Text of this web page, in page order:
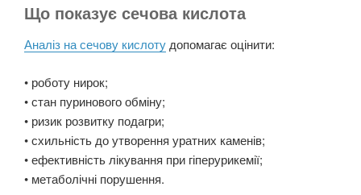
Що показує сечова кислота
Аналіз на сечову кислотудопомагає оцінити:
• роботу нирок;
• стан пуринового обміну;
• ризик розвитку подагри;
• схильність до утворення уратних каменів;
• ефективність лікування при гіперурикемії;
• метаболічні порушення.